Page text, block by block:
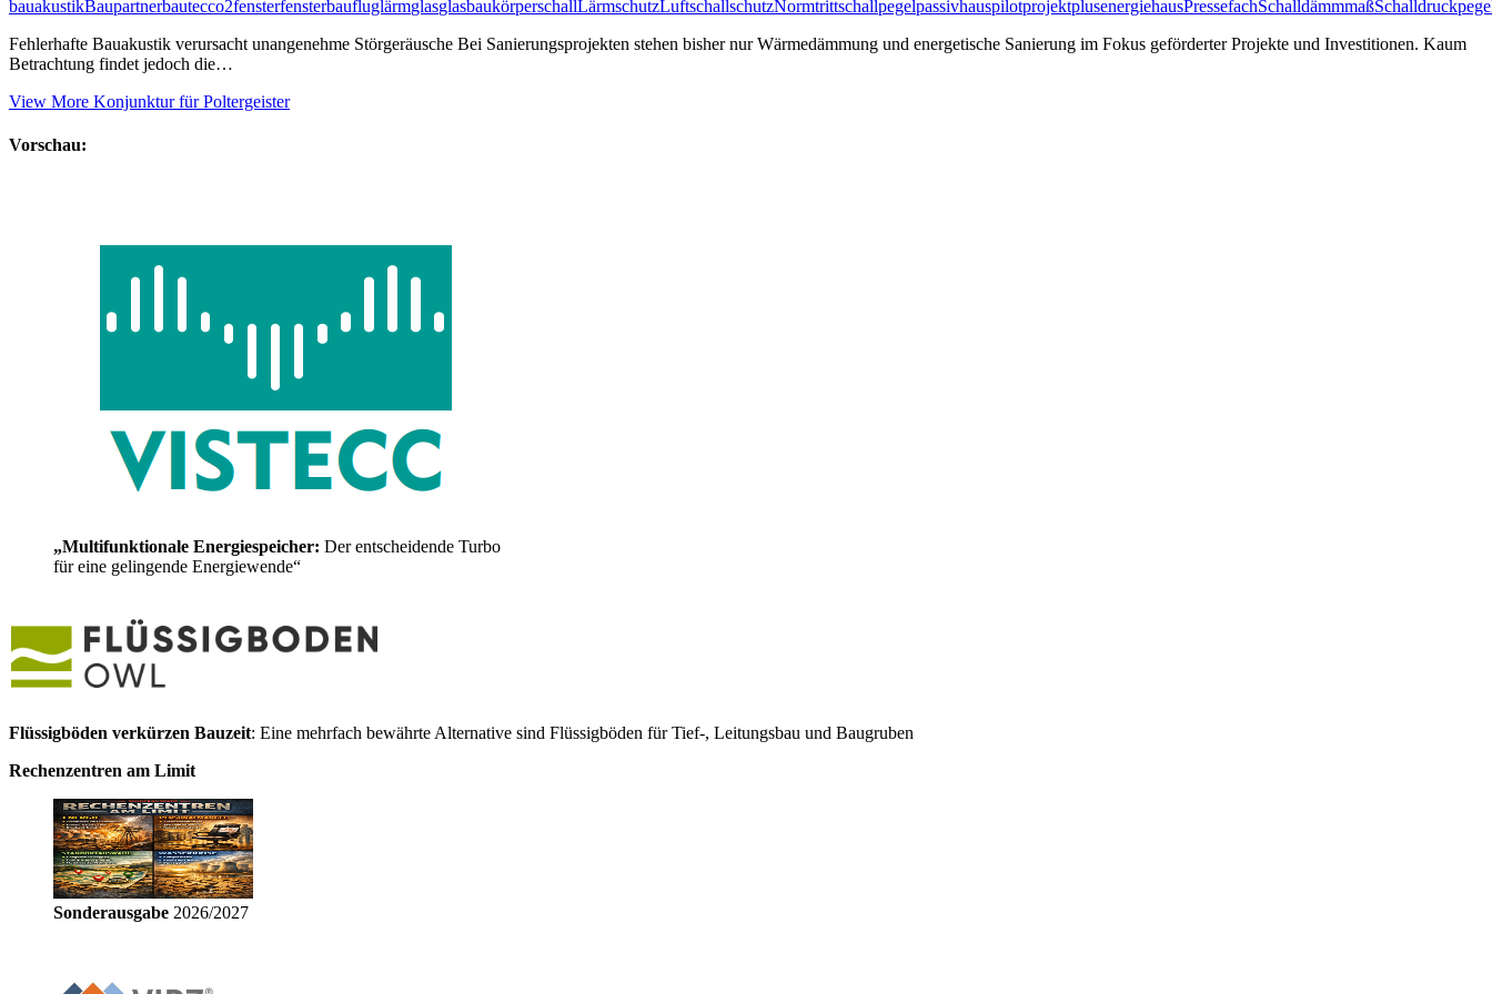
bauakustikBaupartnerbautecco2fensterfensterbaufluglärmglasglasbaukörperschallLärmschutzLuftschallschutzNormtrittschallpegelpassivhauspilotprojektplusenergiehausPressefachSchalldämmmaß
Fehlerhafte Bauakustik verursacht unangenehme Störgeräusche Bei Sanierungsprojekten stehen bisher nur Wärmedämmung und energetische Sanierung im Fokus geförderter Projekte und Investitionen. Kaum
Betrachtung findet jedoch die…
View More Konjunktur für Poltergeister
Vorschau:
„Multifunktionale Energiespeicher: Der entscheidende Turbo
für eine gelingende Energiewende“
Flüssigböden verkürzen Bauzeit: Eine mehrfach bewährte Alternative sind Flüssigböden für Tief-, Leitungsbau und Baugruben
Rechenzentren am Limit
Sonderausgabe 2026/2027